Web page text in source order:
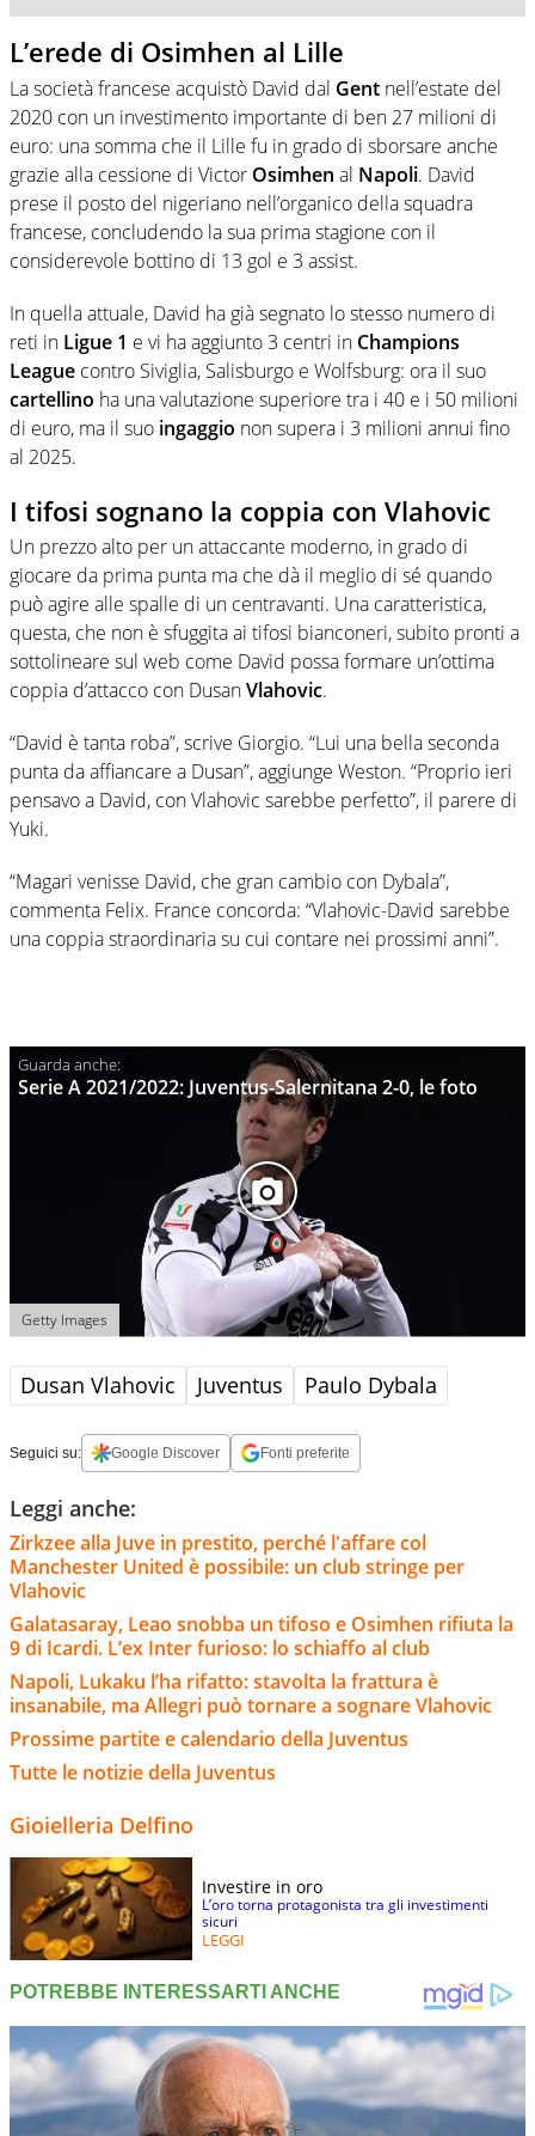
L’erede di Osimhen al Lille
La società francese acquistò David dal Gent nell’estate del
2020 con un investimento importante di ben 27 milioni di
euro: una somma che il Lille fu in grado di sborsare anche
grazie alla cessione di Victor Osimhen al Napoli. David
prese il posto del nigeriano nell’organico della squadra
francese, concludendo la sua prima stagione con il
considerevole bottino di 13 gol e 3 assist.
In quella attuale, David ha già segnato lo stesso numero di
reti in Ligue 1 e vi ha aggiunto 3 centri in Champions
League contro Siviglia, Salisburgo e Wolfsburg: ora il suo
cartellino ha una valutazione superiore tra i 40 e i 50 milioni
di euro, ma il suo ingaggio non supera i 3 milioni annui fino
al 2025.
I tifosi sognano la coppia con Vlahovic
Un prezzo alto per un attaccante moderno, in grado di
giocare da prima punta ma che dà il meglio di sé quando
può agire alle spalle di un centravanti. Una caratteristica,
questa, che non è sfuggita ai tifosi bianconeri, subito pronti a
sottolineare sul web come David possa formare un’ottima
coppia d’attacco con DusanVlahovic.
“David è tanta roba”, scrive Giorgio. “Lui una bella seconda
punta da affiancare a Dusan”, aggiunge Weston. “Proprio ieri
pensavo a David, con Vlahovic sarebbe perfetto”, il parere di
Yuki.
“Magari venisse David, che gran cambio con Dybala”,
commenta Felix. France concorda: “Vlahovic-David sarebbe
una coppia straordinaria su cui contare nei prossimi anni”.
Serie A 2021/2022: Juventus-Salernitana 2-0, le foto
Getty Images
Dusan Vlahovic Juventus Paulo Dybala
Seguici su: Google Discover Fonti preferite
Leggi anche:
Zirkzee alla Juve in prestito, perché l'affare col
Manchester United è possibile: un club stringe per
Vlahovic
Galatasaray, Leao snobba un tifoso e Osimhen rifiuta la
9 di Icardi. L’ex Inter furioso: lo schiaffo al club
Napoli, Lukaku l’ha rifatto: stavolta la frattura è
insanabile, ma Allegri può tornare a sognare Vlahovic
Prossime partite e calendario della Juventus
Tutte le notizie della Juventus
Gioielleria Delfino
Investire in oro
L’oro torna protagonista tra gli investimenti
sicuri
LEGGI